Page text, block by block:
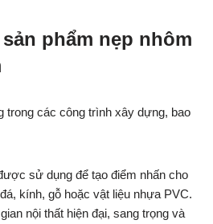
phẩm nẹp nhôm
trong các công trình xây dựng, bao
sử dụng để tạo điểm nhấn cho
kính, gỗ hoặc vật liệu nhựa PVC.
nội thất hiện đại, sang trọng và